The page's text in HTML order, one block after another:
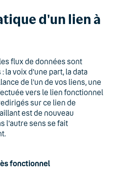
d'un lien à
flux de données sont
la voix d'une part, la data
de l’un de vos liens, une
vers le lien fonctionnel
sur ce lien de
est de nouveau
l'autre sens se fait
fonctionnel